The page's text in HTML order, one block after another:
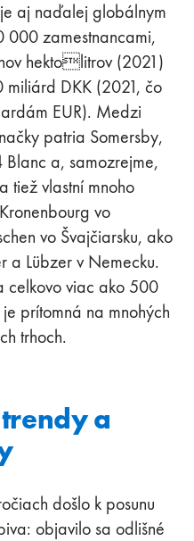
aj naďalej globálnym
000 zamestnancami,
hektolitrov (2021)
miliárd DKK (2021, čo
EUR). Medzi
patria Somersby,
a, samozrejme,
tiež vlastní mnoho
vo
vo Švajčiarsku, ako
a Lübzer v Nemecku.
celkovo viac ako 500
prítomná na mnohých
trhoch.
a
došlo k posunu
objavilo sa odlišné